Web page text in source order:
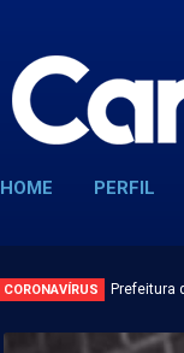
HOME PERFIL
CORONAVÍRUS Prefeitura